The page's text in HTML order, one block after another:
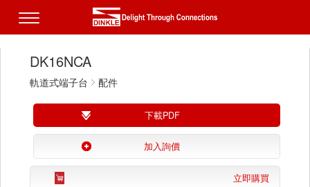
DK16NCA
軌道式端子台 配件
下載PDF
加入詢價
立即購買